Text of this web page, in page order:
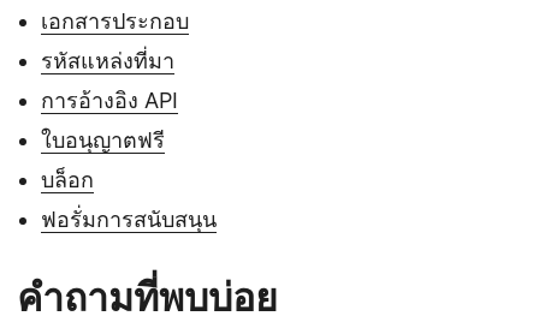
เอกสารประกอบ
รหัสแหล่งที่มา
การอ้างอิง API
ใบอนุญาตฟรี
บล็อก
ฟอรั่มการสนับสนุน
คำถามที่พบบ่อย